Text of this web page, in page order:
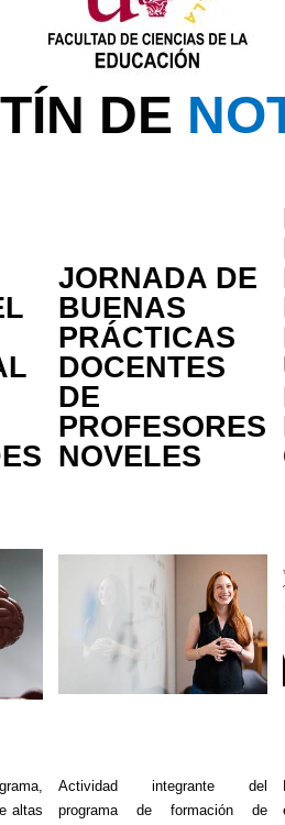
DE
JORNADA DE
BUENAS
PRÁCTICAS
DOCENTES
DE
PROFESORES
NOVELES
altas
Actividad integrante del
programa de formación de